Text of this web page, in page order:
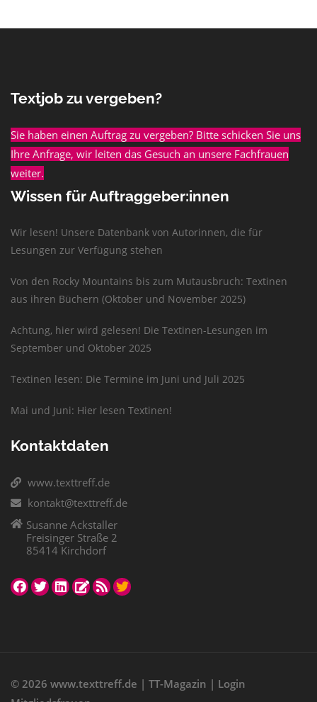
Textjob zu vergeben?
Sie haben einen Auftrag zu vergeben? Bitte schicken Sie uns
Ihre Anfrage, wir leiten das Gesuch an unsere Fachfrauen
weiter.
Wissen für Auftraggeber:innen
Wir lesen! Unsere Datenbank von Autorinnen, die für
Lesungen zur Verfügung stehen
Von den Rocky Mountains bis zum Mutausbruch: Textinen
aus ihren Büchern (Oktober und November 2025)
Achtung, hier wird gelesen! Die Textinen-Lesungen im
September und Oktober 2025
Textinen lesen: Die Termine im Juni und Juli 2025
Mai und Juni: Hier lesen Textinen!
Kontaktdaten
www.texttreff.de
kontakt@texttreff.de
Susanne Ackstaller
Freisinger Straße 2
85414 Kirchdorf
© 2026 www.texttreff.de | TT-Magazin | Login